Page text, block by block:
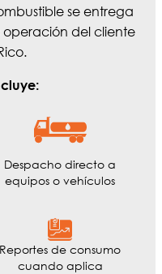
se entrega
del cliente
Despacho directo a
equipos o vehículos
Reportes de consumo
cuando aplica